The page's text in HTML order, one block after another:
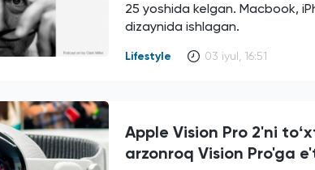
25 yoshida kelgan. Macbook,
dizaynida ishlagan.
Lifestyle 03 iyul, 16:51
Apple Vision Pro 2'ni
arzonroq Vision Pro'ga